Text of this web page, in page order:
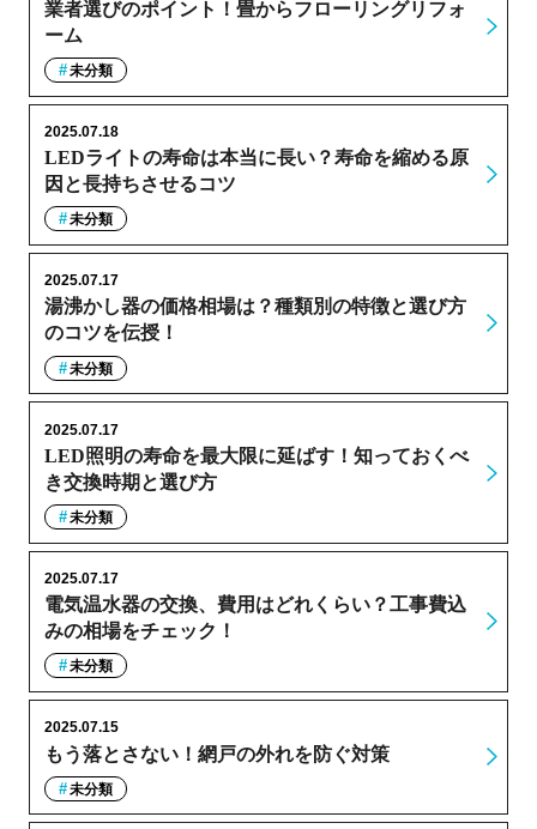
業者選びのポイント！畳からフローリングリフォ
ーム
未分類
LEDライトの寿命は本当に長い？寿命を縮める原
因と長持ちさせるコツ
2025.07.18
未分類
湯沸かし器の価格相場は？種類別の特徴と選び方
のコツを伝授！
2025.07.17
未分類
LED照明の寿命を最大限に延ばす！知っておくべ
き交換時期と選び方
2025.07.17
未分類
電気温水器の交換、費用はどれくらい？工事費込
みの相場をチェック！
2025.07.17
未分類
もう落とさない！網戸の外れを防ぐ対策
2025.07.15
未分類